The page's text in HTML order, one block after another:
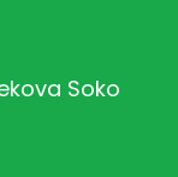
Soko